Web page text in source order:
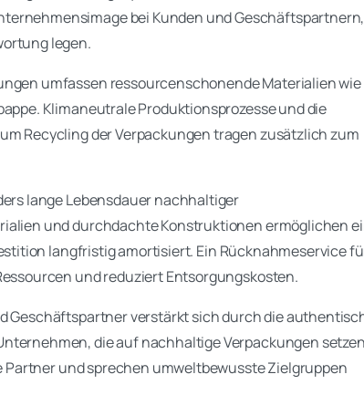
bei Kunden und
legen.
umfassen ressourcenschonende Materialien wie
Klimaneutrale Produktionsprozesse und die
Recycling der Verpackungen tragen zusätzlich zum
lange Lebensdauer nachhaltiger
und durchdachte Konstruktionen ermöglichen
langfristig amortisiert. Ein Rücknahmeservice
und reduziert Entsorgungskosten.
Geschäftspartner verstärkt sich durch die
die auf nachhaltige Verpackungen
und sprechen umweltbewusste Zielgruppen